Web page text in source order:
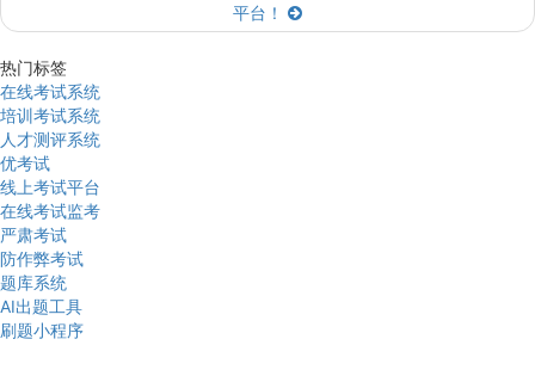
平台！
热门标签
在线考试系统
培训考试系统
人才测评系统
优考试
线上考试平台
在线考试监考
严肃考试
防作弊考试
题库系统
AI出题工具
刷题小程序